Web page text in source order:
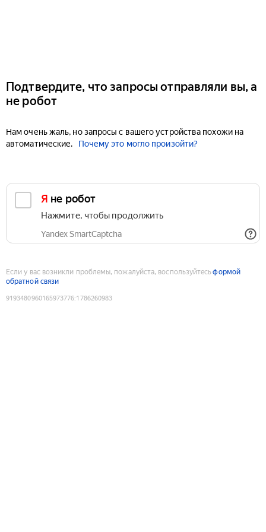
Подтвердите, что запросы отправляли вы, а
не робот
Нам очень жаль, но запросы с вашего устройства похожи на
автоматические.
Почему это могло произойти?
Я не робот
Нажмите, чтобы продолжить
Yandex SmartCaptcha
Если у вас возникли проблемы, пожалуйста, воспользуйтесьформой
обратной связи
9193480960165973776:1786260983